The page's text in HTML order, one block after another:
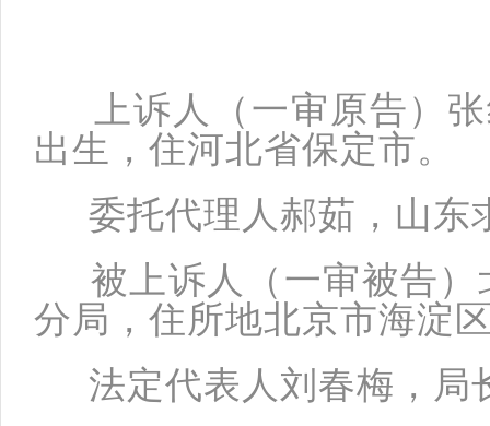
上诉人（一审原告）张
出生，住河北省保定市。
委托代理人郝茹，山东
被上诉人（一审被告）
分局，住所地北京市海淀
法定代表人刘春梅，局